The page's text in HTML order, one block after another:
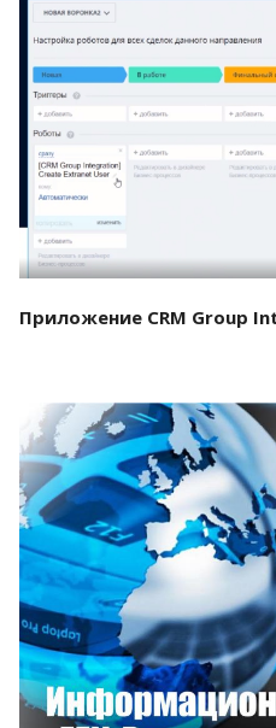
Смотреть
Приложение CRM Group
Смотреть